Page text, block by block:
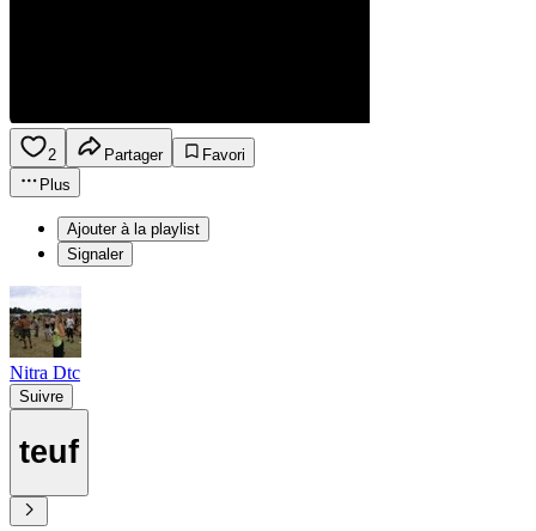
2 Partager
Favori
Plus
Ajouter à la playlist
Signaler
Nitra Dtc
Suivre
teuf